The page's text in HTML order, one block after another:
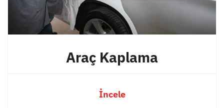
Araç Kaplama
İncele